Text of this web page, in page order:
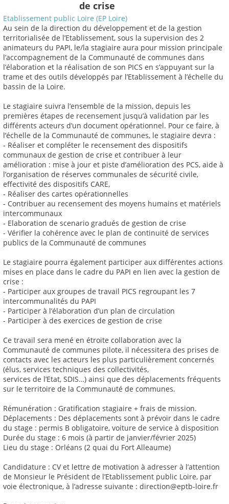
de crise
Etablissement public Loire (EP Loire)
Au sein de la direction du développement et de la gestion
territorialisée de l’Etablissement, sous la supervision des 2
animateurs du PAPI, le/la stagiaire aura pour mission principale
l’accompagnement de la Communauté de communes dans
l’élaboration et la réalisation de son PICS en s’appuyant sur la
trame et des outils développés par l’Etablissement à l’échelle du
bassin de la Loire.
Le stagiaire suivra l’ensemble de la mission, depuis les
premières étapes de recensement jusqu’à validation par les
différents acteurs d’un document opérationnel. Pour ce faire, à
l’échelle de la Communauté de communes, le stagiaire devra :
- Réaliser et compléter le recensement des dispositifs
communaux de gestion de crise et contribuer à leur
amélioration : mise à jour et piste d’amélioration des PCS, aide à
l’organisation de réserves communales de sécurité civile,
effectivité des dispositifs CARE,
- Réaliser des cartes opérationnelles
- Contribuer au recensement des moyens humains et matériels
intercommunaux
- Elaboration de scenario gradués de gestion de crise
- Vérifier la cohérence avec le plan de continuité de services
publics de la Communauté de communes
Le stagiaire pourra également participer aux différentes actions
mises en place dans le cadre du PAPI en lien avec la gestion de
crise :
- Participer aux groupes de travail PICS regroupant les 7
intercommunalités du PAPI
- Participer à l’élaboration d’un plan de circulation
- Participer à des exercices de gestion de crise
Ce travail sera mené en étroite collaboration avec la
Communauté de communes pilote, il nécessitera des prises de
contacts avec les acteurs les plus particulièrement concernés
(élus, services techniques des collectivités,
services de l’Etat, SDIS…) ainsi que des déplacements fréquents
sur le territoire de la Communauté de communes.
Rémunération : Gratification stagiaire + frais de mission.
Déplacements : Des déplacements sont à prévoir dans le cadre
du stage : permis B obligatoire, voiture de service à disposition
Durée du stage : 6 mois (à partir de janvier/février 2025)
Lieu du stage : Orléans (2 quai du Fort Alleaume)
Candidature : CV et lettre de motivation à adresser à l’attention
de Monsieur le Président de l’Etablissement public Loire, par
voie électronique, à l’adresse suivante : direction@eptb-loire.fr